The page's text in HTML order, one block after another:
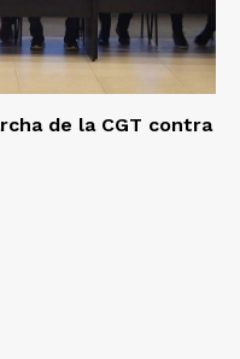
de la CGT contra